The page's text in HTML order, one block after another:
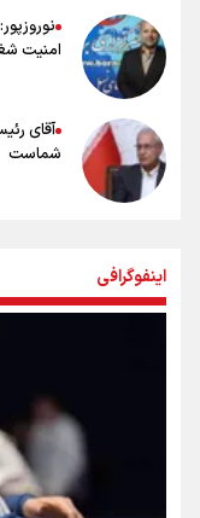
امنیت
آقای
شماست
اینفوگرافی